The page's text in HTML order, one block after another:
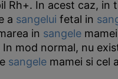
Rh+. In acest caz, in
a sangelui fetal in
in sangele
In mod normal, nu
sangele mamei si cel